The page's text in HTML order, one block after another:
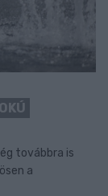
továbbra is
a